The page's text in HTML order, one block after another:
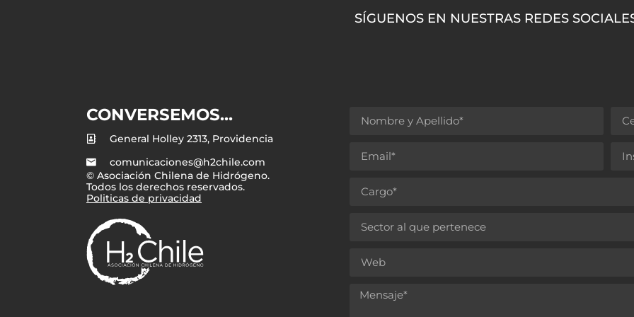
SÍGUENOS EN NUESTRAS REDES
CONVERSEMOS...
General Holley 2313, Providencia
comunicaciones@h2chile.com
© Asociación Chilena de Hidrógeno.
Todos los derechos reservados.
Politicas de privacidad